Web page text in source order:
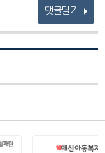
댓글달기